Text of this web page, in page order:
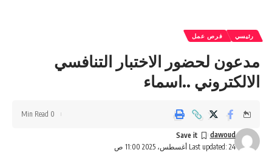
رئيسي فرص عمل
مدعون لحضور الاختبار التنافسي
الالكتروني ..اسماء
Last updated: 24 أغسطس، 2025 11:00 ص
dawoud
0 Min Read